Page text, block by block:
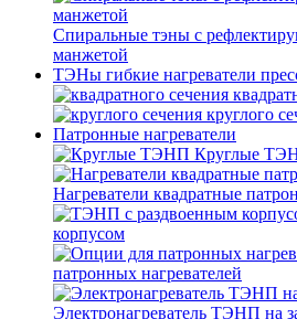
Спиральные тэны с
манжетой
ТЭНы гибкие нагреватели
круглого
Патронные нагреватели
Круглые
Нагреватели квадратные
корпусом
патронных нагревателей
Электронагреватель ТЭНП на